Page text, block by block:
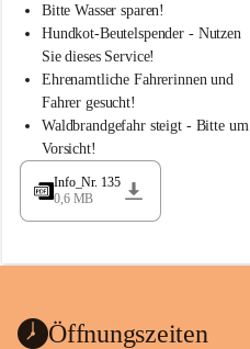
h
a
d
l
a
Bitte Wasser sparen!
Hundkot-Beutelspender - Nutzen
Sie dieses Service!
Ehrenamtliche Fahrerinnen und
Fahrer gesucht!
Waldbrandgefahr steigt - Bitte um
Vorsicht!
Info_Nr. 135
0,6 MB
Öffnungszeiten